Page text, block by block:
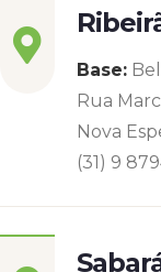
Base:
Rua
Nova
(31) 9